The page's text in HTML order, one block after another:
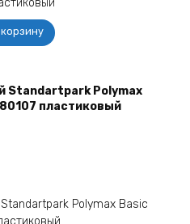
Standartpark Polymax
пластиковый